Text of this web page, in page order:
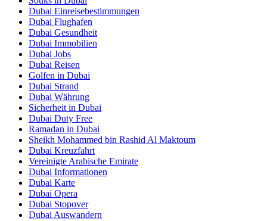
Dubai Einreisebestimmungen
Dubai Flughafen
Dubai Gesundheit
Dubai Immobilien
Dubai Jobs
Dubai Reisen
Golfen in Dubai
Dubai Strand
Dubai Währung
Sicherheit in Dubai
Dubai Duty Free
Ramadan in Dubai
Sheikh Mohammed bin Rashid Al Maktoum
Dubai Kreuzfahrt
Vereinigte Arabische Emirate
Dubai Informationen
Dubai Karte
Dubai Opera
Dubai Stopover
Dubai Auswandern